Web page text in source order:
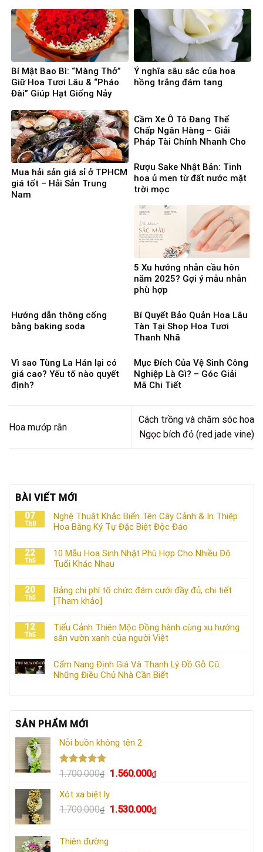
Bí Mật Bao Bì: “Màng Thở”
Giữ Hoa Tươi Lâu & “Pháo
Đài” Giúp Hạt Giống Nảy
Ý nghĩa sâu sắc của hoa
hồng trắng đám tang
Mua hải sản giá sỉ ở TPHCM
giá tốt – Hải Sản Trung
Nam
Cầm Xe Ô Tô Đang Thế
Chấp Ngân Hàng – Giải
Pháp Tài Chính Nhanh Cho
Rượu Sake Nhật Bản: Tinh
hoa ủ men từ đất nước mặt
trời mọc
5 Xu hướng nhẫn cầu hôn
năm 2025? Gợi ý mẫu nhẫn
phù hợp
Hướng dẫn thông cống
bằng baking soda
Bí Quyết Bảo Quản Hoa Lâu
Tàn Tại Shop Hoa Tươi
Thanh Nhã
Vì sao Tùng La Hán lại có
giá cao? Yếu tố nào quyết
định?
Mục Đích Của Vệ Sinh Công
Nghiệp Là Gì? – Góc Giải
Mã Chi Tiết
Hoa mướp rắn
Cách trồng và chăm sóc hoa
Ngọc bích đỏ (red jade vine)
BÀI VIẾT MỚI
07
Th8
Nghệ Thuật Khắc Biển Tên Cây Cảnh & In Thiệp
Hoa Bằng Ký Tự Đặc Biệt Độc Đáo
22
Th5
10 Mẫu Hoa Sinh Nhật Phù Hợp Cho Nhiều Độ
Tuổi Khác Nhau
20
Th5
Bảng chi phí tổ chức đám cưới đầy đủ, chi tiết
[Tham khảo]
12
Th5
Tiểu Cảnh Thiên Mộc Đồng hành cùng xu hướng
sân vườn xanh của người Việt
Cẩm Nang Định Giá Và Thanh Lý Đồ Gỗ Cũ:
Những Điều Chủ Nhà Cần Biết
SẢN PHẨM MỚI
Nỗi buồn không tên 2
Được xếp
5 sao
1.700.000₫
Giá
là:
1.700.000₫.
1.560.000₫Giá
là:
Xót xa biệt ly
1.700.000₫
Giá
1.530.000₫Giá
Thiên đường